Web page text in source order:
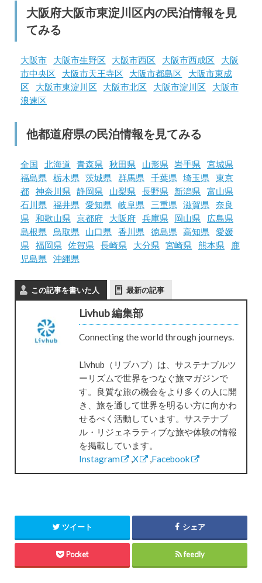
大阪府大阪市東淀川区内の民泊情報を見
てみる
大阪市 大阪市生野区 大阪市西区 大阪市西成区
大阪
市中央区
大阪市天王寺区 大阪市都島区
大阪市東成
区
大阪市東淀川区 大阪市北区 大阪市淀川区
大阪市
浪速区
他都道府県の民泊情報を見てみる
全国 北海道 青森県 秋田県 山形県 岩手県
宮城県
福島県
栃木県 茨城県 群馬県 千葉県 埼玉県
東京
都
神奈川県 静岡県 山梨県 長野県 新潟県
富山県
石川県
福井県 愛知県 岐阜県 三重県 滋賀県
奈良
県
和歌山県 京都府 大阪府 兵庫県 岡山県
広島県
島根県
鳥取県 山口県 香川県 徳島県 高知県
愛媛
県
福岡県 佐賀県 長崎県 大分県 宮崎県 熊本県
鹿
児島県
沖縄県
この記事を書いた人 最新の記事
Livhub 編集部
Connecting the world through journeys.
Livhub（リブハブ）は、サステナブルツ
ーリズムで世界をつなぐ旅マガジンで
す。良質な旅の機会をより多くの人に開
き、旅を通して世界を明るい方に向かわ
せるべく活動しています。サステナブ
ル・リジェネラティブな旅や体験の情報
を掲載しています。
Instagram
,X ,Facebook
ツイート シェア
Pocket feedly